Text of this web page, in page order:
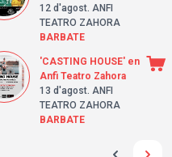
12 d'agost. ANFI
TEATRO ZAHORA
BARBATE
'CASTING HOUSE' en
Anfi Teatro Zahora
13 d'agost. ANFI
TEATRO ZAHORA
BARBATE